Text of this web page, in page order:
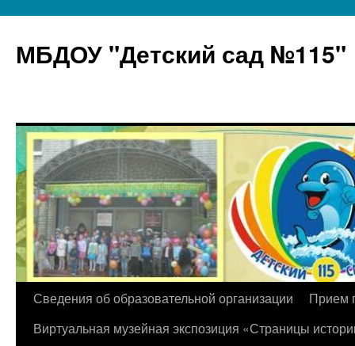
МБДОУ "Детский сад №115"
Перейти
Сведения об образовательной организации
Прием
Виртуальная музейная экспозиция «Страницы